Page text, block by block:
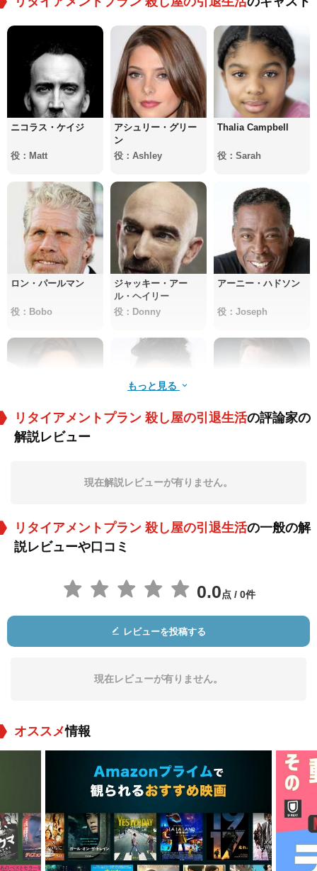
ニコラス・ケイジ
役：Matt
アシュリー・グリー
ン
役：Ashley
Thalia Campbell
役：Sarah
ロン・パールマン
役：Bobo
ジャッキー・アー
ル・ヘイリー
役：Donny
アーニー・ハドソン
役：Joseph
Grace Byers
Jordan Johnson-
リック・フォックス
Ronnie James
Jon Ambrose Kip Brown
役：Leon
Nick Alachiotis
役：Ronic
もっと見る
リタイアメントプラン 殺し屋の引退生活の評論家の
解説レビュー
現在解説レビューが有りません。
リタイアメントプラン 殺し屋の引退生活の一般の解
説レビューや口コミ
0.0点 / 0件
レビューを投稿する
現在レビューが有りません。
オススメ情報